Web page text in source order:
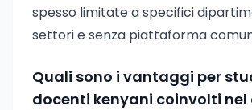
spesso limitate a specifici
settori e senza piattaforma
Quali sono i vantaggi per
docenti kenyani coinvolti nel